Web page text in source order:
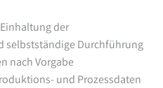
der
selbstständige Durchführung
nach Vorgabe
und Prozessdaten